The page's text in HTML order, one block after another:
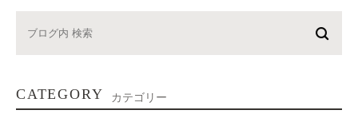
CATEGORY カテゴリー